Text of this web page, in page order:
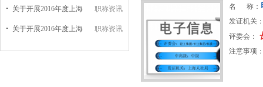
关于开展2016年度上海 职称资讯
关于开展2016年度上海 职称资讯
名 称：
发证机关
评委会：
注意事项